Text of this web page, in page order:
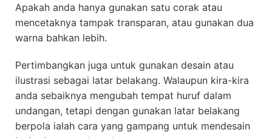
Apakah anda hanya gunakan satu corak atau
mencetaknya tampak transparan, atau gunakan dua
warna bahkan lebih.
Pertimbangkan juga untuk gunakan desain atau
ilustrasi sebagai latar belakang. Walaupun kira-kira
anda sebaiknya mengubah tempat huruf dalam
undangan, tetapi dengan gunakan latar belakang
berpola ialah cara yang gampang untuk mendesain